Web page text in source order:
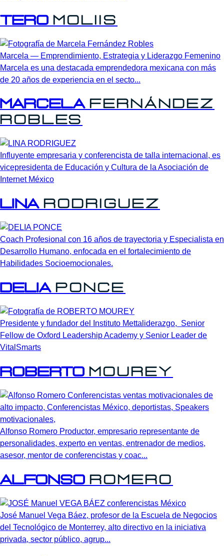
Tero Moliis
Marcela — Emprendimiento, Estrategia y Liderazgo Femenino
Marcela es una destacada emprendedora mexicana con más
de 20 años de experiencia en el secto...
Marcela Fernández
Robles
Influyente empresaria y conferencista de talla internacional, es
vicepresidenta de Educación y Cultura de la Asociación de
Internet México
LINA RODRIGUEZ
Coach Profesional con 16 años de trayectoria y Especialista en
Desarrollo Humano, enfocada en el fortalecimiento de
Habilidades Socioemocionales.
DELIA PONCE
Presidente y fundador del Instituto Mettaliderazgo, Senior
Fellow de Oxford Leadership Academy y Senior Leader de
VitalSmarts
ROBERTO MOUREY
Alfonso Romero Productor, empresario representante de
personalidades, experto en ventas, entrenador de medios,
asesor, mentor de conferencistas y coac...
Alfonso Romero
José Manuel Vega Báez, profesor de la Escuela de Negocios
del Tecnológico de Monterrey, alto directivo en la iniciativa
privada, sector público, agrup...